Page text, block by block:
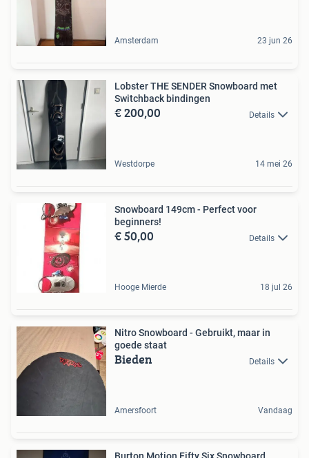
Amsterdam 23 jun 26
Lobster THE SENDER Snowboard met
Switchback bindingen
€ 200,00 Details
Westdorpe 14 mei 26
Snowboard 149cm - Perfect voor
beginners!
€ 50,00 Details
Hooge Mierde 18 jul 26
Nitro Snowboard - Gebruikt, maar in
goede staat
Bieden Details
Amersfoort Vandaag